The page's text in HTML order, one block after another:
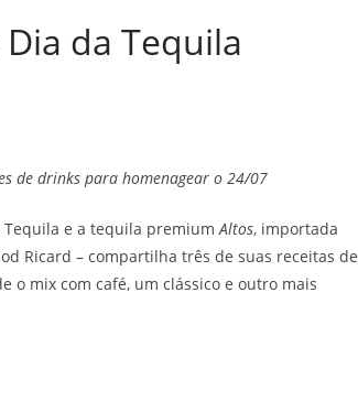
da Tequila
de drinks para homenagear o 24/07
Tequila e a tequila premiumAltos, importada
Ricard – compartilha três de suas receitas de
o mix com café, um clássico e outro mais